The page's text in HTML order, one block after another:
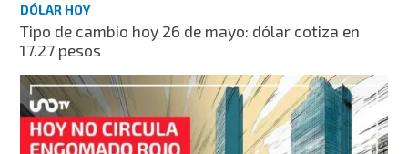
DÓLAR HOY
Tipo de cambio hoy 26 de mayo: dólar cotiza en
17.27 pesos